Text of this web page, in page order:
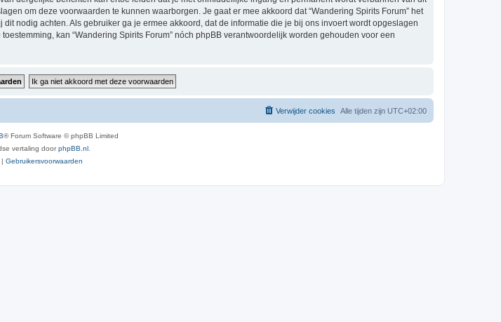
om deze voorwaarden te kunnen waarborgen. Je gaat er mee akkoord dat “Wandering Spirits Forum” het
nodig achten. Als gebruiker ga je ermee akkoord, dat de informatie die je bij ons invoert wordt opgeslagen
kan “Wandering Spirits Forum” nóch phpBB verantwoordelijk worden gehouden voor een
Alle tijden zijn UTC+02:00
Verwijder cookies
® Forum Software © phpBB Limited
vertaling doorphpBB.nl
| Gebruikersvoorwaarden